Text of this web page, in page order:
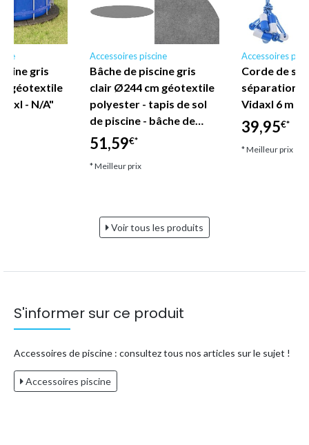
gris
géotextile
- N/A"
Accessoires piscine
Bâche de piscine gris
clair Ø244 cm géotextile
polyester - tapis de sol
de piscine - bâche de…
51,59€*
* Meilleur prix
Accessoires
Corde de
séparation
Vidaxl 6 m
39,95€*
* Meilleur prix
Voir tous les produits
S'informer sur ce produit
Accessoires de piscine : consultez tous nos articles sur le sujet !
Accessoires piscine